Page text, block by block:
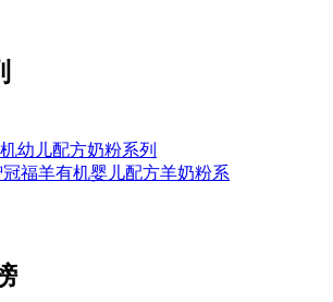
幼儿配方奶粉系列
冠福羊有机婴儿配方羊奶粉系